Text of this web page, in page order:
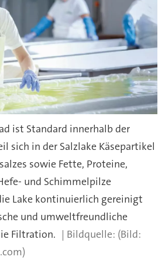
ist Standard innerhalb der
sich in der Salzlake Käsepartikel
sowie Fette, Proteine,
und Schimmelpilze
Lake kontinuierlich gereinigt
und umweltfreundliche
Filtration.
(Bild: